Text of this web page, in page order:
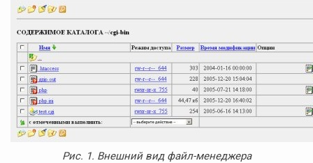
Рис. 1. Внешний вид файл-менеджера